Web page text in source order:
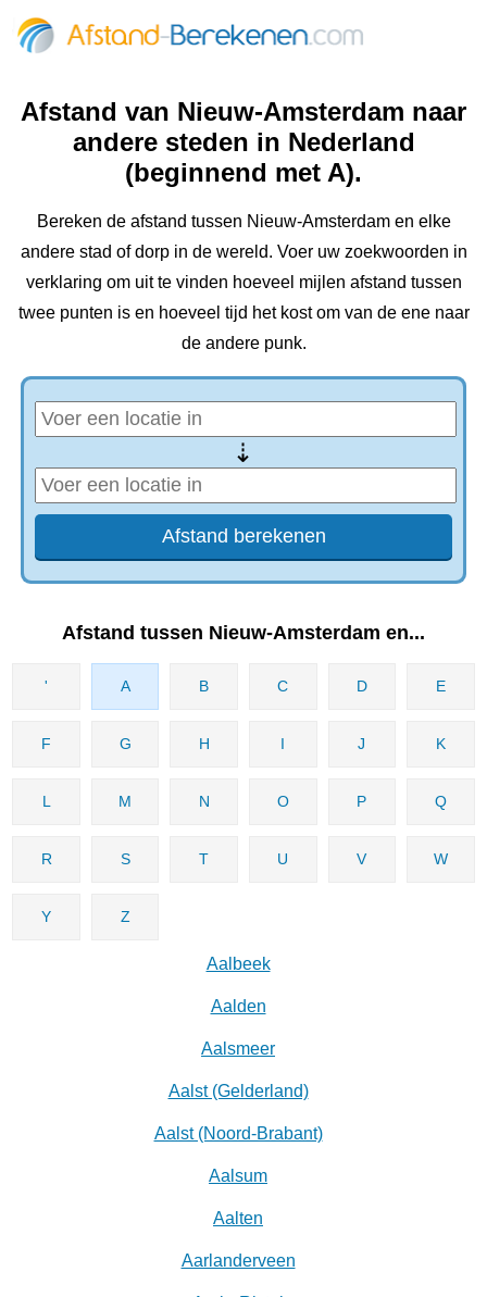
Afstand van Nieuw-Amsterdam naar
andere steden in Nederland
(beginnend met A).
Bereken de afstand tussen Nieuw-Amsterdam en elke
andere stad of dorp in de wereld. Voer uw zoekwoorden in
verklaring om uit te vinden hoeveel mijlen afstand tussen
twee punten is en hoeveel tijd het kost om van de ene naar
de andere punk.
⇢
Afstand tussen Nieuw-Amsterdam en...
' A B C D E
F G H I J K
L M N O P Q
R S T U V W
Y Z
Aalbeek
Aalden
Aalsmeer
Aalst (Gelderland)
Aalst (Noord-Brabant)
Aalsum
Aalten
Aarlanderveen